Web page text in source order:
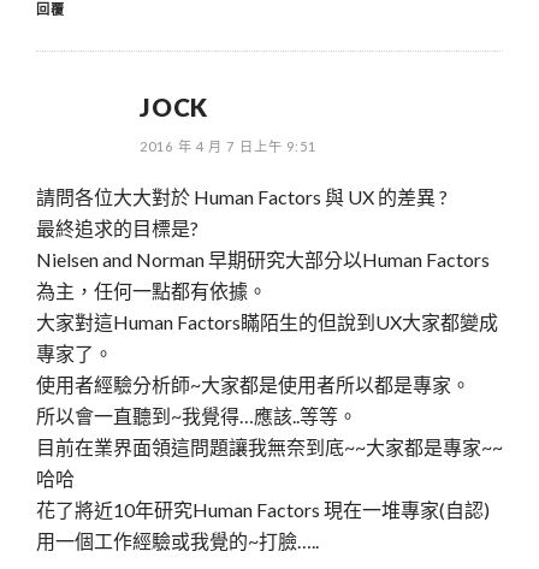
回覆
JOCK
2016 年 4 月 7 日上午 9:51
請問各位大大對於 Human Factors 與 UX 的差異 ?
最終追求的目標是?
Nielsen and Norman 早期研究大部分以Human Factors
為主，任何一點都有依據。
大家對這Human Factors瞞陌生的但說到UX大家都變成
專家了。
使用者經驗分析師~大家都是使用者所以都是專家。
所以會一直聽到~我覺得…應該..等等。
目前在業界面領這問題讓我無奈到底~~大家都是專家~~
哈哈
花了將近10年研究Human Factors 現在一堆專家(自認)
用一個工作經驗或我覺的~打臉…..